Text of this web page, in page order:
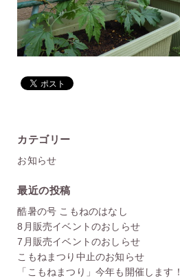
カテゴリー
お知らせ
最近の投稿
酷暑の号 こもねのはなし
8月販売イベントのおしらせ
7月販売イベントのおしらせ
こもねまつり中止のお知らせ
「こもねまつり」今年も開催します！